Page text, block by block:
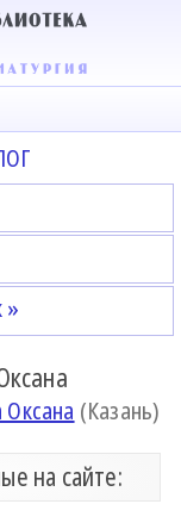
»
Оксана (Казань)
на сайте: